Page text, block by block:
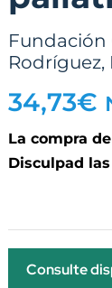
Fundación
Rodríguez,
34,73€
La compra
Disculpad
Consulte